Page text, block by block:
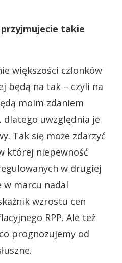
takie
większości członków
będą na tak – czyli na
moim zdaniem
dlatego uwzględnia je
Tak się może zdarzyć
której niepewność
w drugiej
w marcu nadal
wzrostu cen
RPP. Ale też
prognozujemy od